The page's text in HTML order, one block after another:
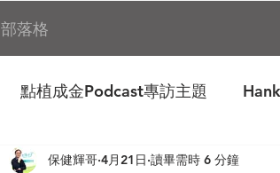
部落格
點植成金Podcast專訪主題
保健輝哥 4月21日 讀畢需時 6 分鐘